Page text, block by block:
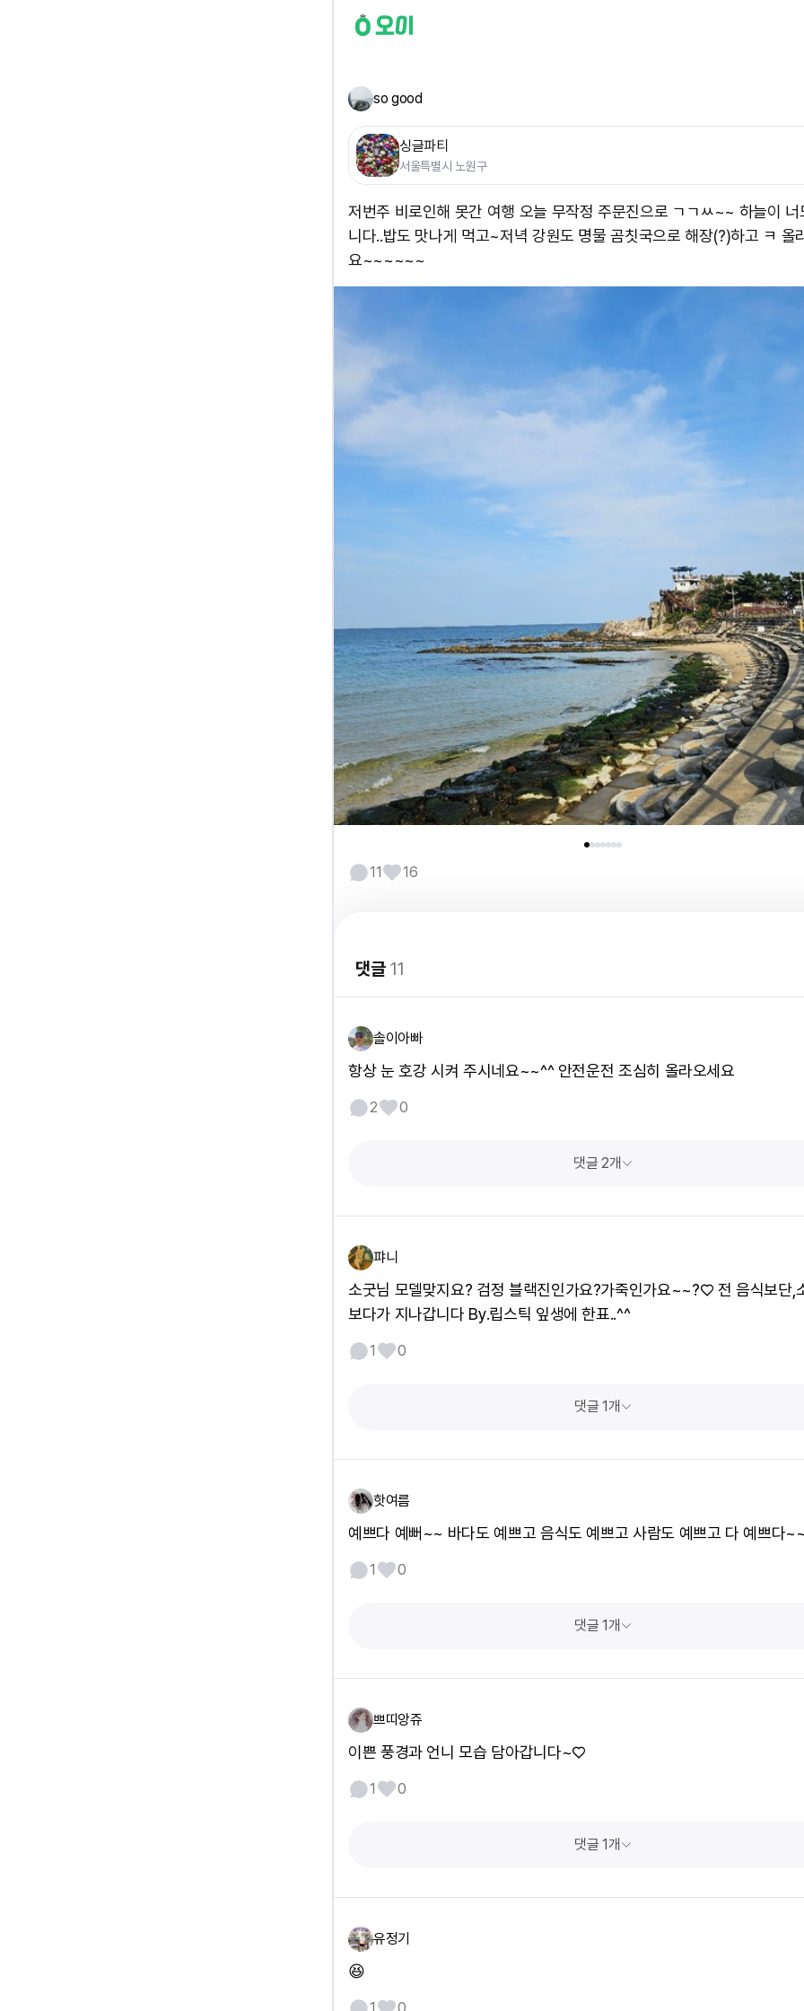
so good
싱글파티
서울특별시 노원구
저번주 비로인해 못간 여행 오늘 무작정 주문진으로 ㄱㄱㅆ~~ 하늘이 너
니다..밥도 맛나게 먹고~저녁 강원도 명물 곰칫국으로 해장(?)하고 ㅋ 올
요~~~~~~
11 16
댓글11
솔이아빠
항상 눈 호강 시켜 주시네요~~^^ 안전운전 조심히 올라오세요
2 0
댓글 2개
퍄니
소굿님 모델맞지요? 검정 블랙진인가요?가죽인가요~~?♡ 전 음식보단,
보다가 지나갑니다 By.립스틱 잎생에 한표..^^
1 0
댓글 1개
핫여름
예쁘다 예뻐~~ 바다도 예쁘고 음식도 예쁘고 사람도 예쁘고 다 예쁘다~~
1 0
댓글 1개
쁘띠앙쥬
이쁜 풍경과 언니 모습 담아갑니다~♡
1 0
댓글 1개
유정기
😆